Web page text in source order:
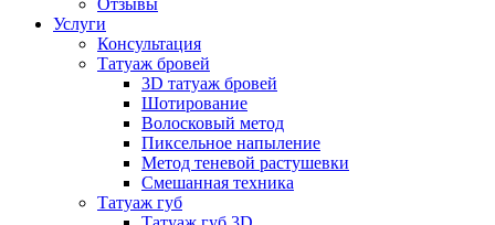
Отзывы
Услуги
Консультация
Татуаж бровей
3D татуаж бровей
Шотирование
Волосковый метод
Пиксельное напыление
Метод теневой растушевки
Смешанная техника
Татуаж губ